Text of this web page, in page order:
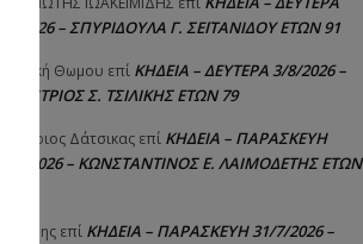
3/8/2026 – ΣΠΥΡΙΔΟΥΛΑ Γ. ΣΕΪΤΑΝΙΔΟΥ ΕΤΩΝ 91
Αγγελική Θωμου επί ΚΗΔΕΙΑ – ΔΕΥΤΕΡΑ 3/8/2026 –
ΔΗΜΗΤΡΙΟΣ Σ. ΤΣΙΛΙΚΗΣ ΕΤΩΝ 79
Δημήτριος Δάτσικας επί ΚΗΔΕΙΑ – ΠΑΡΑΣΚΕΥΗ
31/7/2026 – ΚΩΝΣΤΑΝΤΙΝΟΣ Ε. ΛΑΙΜΟΔΕΤΗΣ ΕΤΩΝ
Λευτέρης επί ΚΗΔΕΙΑ – ΠΑΡΑΣΚΕΥΗ 31/7/2026 –